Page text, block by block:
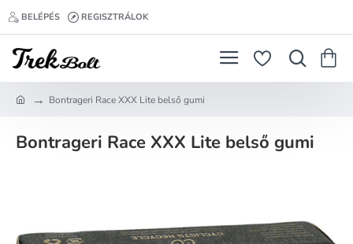
BELÉPÉS REGISZTRÁLOK
m
Bontrageri Race XXX Lite belső gumi
Bontrageri Race XXX Lite belső gumi